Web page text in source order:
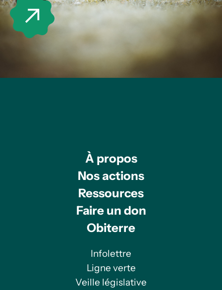
À propos
Nos actions
Ressources
Faire un don
Obiterre
Infolettre
Ligne verte
Veille législative